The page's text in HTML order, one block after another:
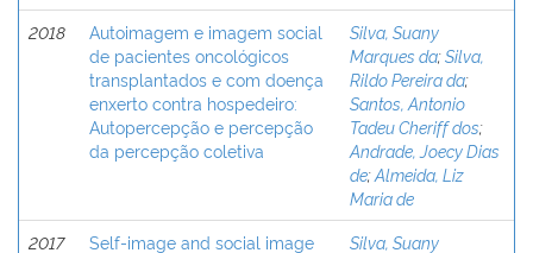
2018
Autoimagem e imagem social
de pacientes oncológicos
transplantados e com doença
enxerto contra hospedeiro:
Autopercepção e percepção
da percepção coletiva
Silva, Suany
Marques da;Silva,
Rildo Pereira da;
Santos, Antonio
Tadeu Cheriff dos;
Andrade, Joecy Dias
de;Almeida, Liz
Maria de
2017
Self-image and social image
Silva, Suany